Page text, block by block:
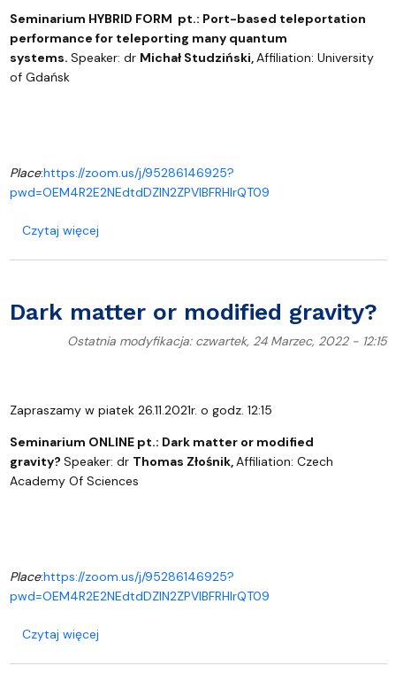
Seminarium HYBRID FORM pt.: Port-based teleportation
performance for teleporting many quantum
systems. Speaker: dr Michał Studziński, Affiliation: University
of Gdańsk
Place:https://zoom.us/j/95286146925?
pwd=OEM4R2E2NEdtdDZIN2ZPVlBFRHlrQT09
Czytaj więcejo Port-based teleportation performance for
Dark matter or modified gravity?
Ostatnia modyfikacja: czwartek, 24 Marzec, 2022 - 12:15
Zapraszamy w piatek 26.11.2021r. o godz. 12:15
Seminarium ONLINE pt.: Dark matter or modified
gravity? Speaker: dr Thomas Złośnik, Affiliation: Czech
Academy Of Sciences
Place:https://zoom.us/j/95286146925?
pwd=OEM4R2E2NEdtdDZIN2ZPVlBFRHlrQT09
Czytaj więcejo Dark matter or modified gravity?